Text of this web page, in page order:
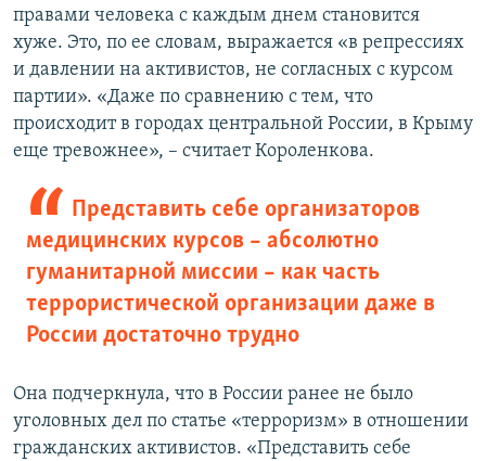
правами человека с каждым днем становится
хуже. Это, по ее словам, выражается «в репрессиях
и давлении на активистов, не согласных с курсом
партии». «Даже по сравнению с тем, что
происходит в городах центральной России, в Крыму
еще тревожнее», – считает Короленкова.
Представить себе организаторов
медицинских курсов – абсолютно
гуманитарной миссии – как часть
террористической организации даже в
России достаточно трудно
Она подчеркнула, что в России ранее не было
уголовных дел по статье «терроризм» в отношении
гражданских активистов. «Представить себе